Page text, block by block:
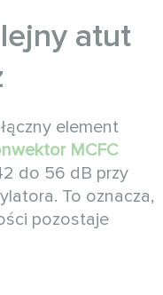
atut
element
MCFC
do 56 dB przy
To oznacza,
pozostaje